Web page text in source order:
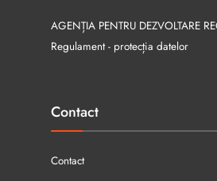
AGENȚIA PENTRU DEZVOLTARE
Regulament - protecția datelor
Contact
Contact